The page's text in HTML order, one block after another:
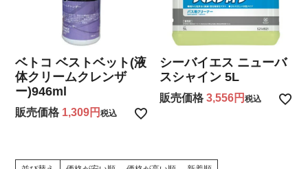
ベトコ ベストベット(液
体クリームクレンザ
ー)946ml
販売価格 1,309 税込
シーバイエス ニューバ
スシャイン 5L
販売価格 3,556 税込